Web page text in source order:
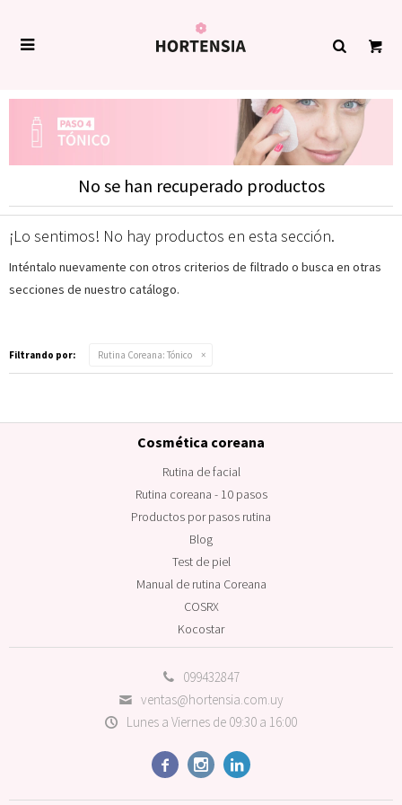

No se han recuperado productos
¡Lo sentimos! No hay productos en esta sección.
Inténtalo nuevamente con otros criterios de filtrado o busca en otras
secciones de nuestro catálogo.
Filtrando por: Rutina Coreana: Tónico
099432847
ventas@hortensia.com.uy
Lunes a Viernes de 09:30 a 16:00
  
Cosmética coreana
Rutina de facial
Rutina coreana - 10 pasos
Productos por pasos rutina
Blog
Test de piel
Manual de rutina Coreana
COSRX
Kocostar